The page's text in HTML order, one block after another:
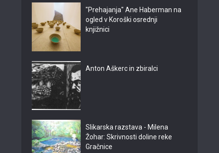
"Prehajanja" Ane Haberman na
ogled v Koroški osrednji
knjižnici
Anton Aškerc in zbiralci
Slikarska razstava - Milena
Žohar: Skrivnosti doline reke
Gračnice